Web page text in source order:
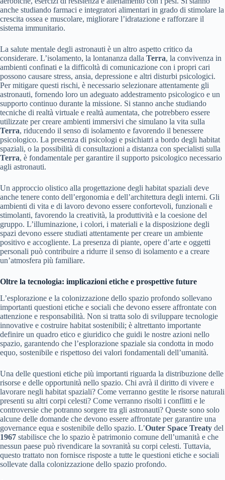
anche studiando farmaci e integratori alimentari in grado di stimolare la
crescita ossea e muscolare, migliorare l’idratazione e rafforzare il
sistema immunitario.
La salute mentale degli astronauti è un altro aspetto critico da
considerare. L’isolamento, la lontananza dalla Terra, la convivenza in
ambienti confinati e la difficoltà di comunicazione con i propri cari
possono causare stress, ansia, depressione e altri disturbi psicologici.
Per mitigare questi rischi, è necessario selezionare attentamente gli
astronauti, fornendo loro un adeguato addestramento psicologico e un
supporto continuo durante la missione. Si stanno anche studiando
tecniche di realtà virtuale e realtà aumentata, che potrebbero essere
utilizzate per creare ambienti immersivi che simulano la vita sulla
Terra, riducendo il senso di isolamento e favorendo il benessere
psicologico. La presenza di psicologi e psichiatri a bordo degli habitat
spaziali, o la possibilità di consultazioni a distanza con specialisti sulla
Terra, è fondamentale per garantire il supporto psicologico necessario
agli astronauti.
Un approccio olistico alla progettazione degli habitat spaziali deve
anche tenere conto dell’ergonomia e dell’architettura degli interni. Gli
ambienti di vita e di lavoro devono essere confortevoli, funzionali e
stimolanti, favorendo la creatività, la produttività e la coesione del
gruppo. L’illuminazione, i colori, i materiali e la disposizione degli
spazi devono essere studiati attentamente per creare un ambiente
positivo e accogliente. La presenza di piante, opere d’arte e oggetti
personali può contribuire a ridurre il senso di isolamento e a creare
un’atmosfera più familiare.
Oltre la tecnologia: implicazioni etiche e prospettive future
L’esplorazione e la colonizzazione dello spazio profondo sollevano
importanti questioni etiche e sociali che devono essere affrontate con
attenzione e responsabilità. Non si tratta solo di sviluppare tecnologie
innovative e costruire habitat sostenibili; è altrettanto importante
definire un quadro etico e giuridico che guidi le nostre azioni nello
spazio, garantendo che l’esplorazione spaziale sia condotta in modo
equo, sostenibile e rispettoso dei valori fondamentali dell’umanità.
Una delle questioni etiche più importanti riguarda la distribuzione delle
risorse e delle opportunità nello spazio. Chi avrà il diritto di vivere e
lavorare negli habitat spaziali? Come verranno gestite le risorse naturali
presenti su altri corpi celesti? Come verranno risolti i conflitti e le
controversie che potranno sorgere tra gli astronauti? Queste sono solo
alcune delle domande che devono essere affrontate per garantire una
governance equa e sostenibile dello spazio. L’Outer Space Treaty del
1967 stabilisce che lo spazio è patrimonio comune dell’umanità e che
nessun paese può rivendicare la sovranità su corpi celesti. Tuttavia,
questo trattato non fornisce risposte a tutte le questioni etiche e sociali
sollevate dalla colonizzazione dello spazio profondo.